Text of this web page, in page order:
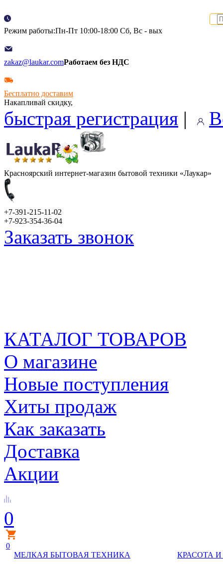
Режим работы:Пн-Пт 10:00-18:00 Сб, Вс - вых
zakaz@laukar.comРаботаем без НДС
Бесплатно доставим
Накапливай скидку,
быстрая регистрация |
Красноярский интернет-магазин бытовой техники «Лаукар»
+7-391-215-11-02
+7-923-354-36-04
Заказать звонок
КАТАЛОГ ТОВАРОВ
О магазине
Новые поступления
Хиты продаж
Как заказать
Доставка
Акции
0
0
МЕЛКАЯ БЫТОВАЯ ТЕХНИКА
КРАСОТА И